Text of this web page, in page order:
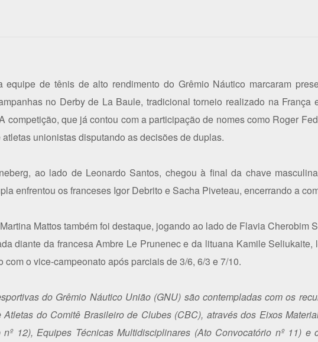
equipe de tênis de alto rendimento do Grêmio Náutico marcaram
no Derby de La Baule, tradicional torneio realizado na
competição, que já contou com a participação de nomes como Roger
unionistas disputando as decisões de duplas.
ao lado de Leonardo Santos, chegou à final da chave
enfrentou os franceses Igor Debrito e Sacha Piveteau, encerrando a
Mattos também foi destaque, jogando ao lado de Flavia Cherobim
diante da francesa Ambre Le Prunenec e da lituana Kamile
com o vice-campeonato após parciais de 3/6, 6/3 e 7/10.
do Grêmio Náutico União (GNU) são contempladas com os
Atletas do Comitê Brasileiro de Clubes (CBC), através dos Eixos
nº 12), Equipes Técnicas Multidisciplinares (Ato Convocatório nº 11)